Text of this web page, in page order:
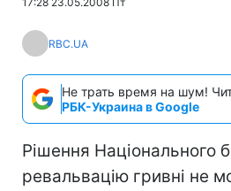
RBC.UA
Не трать время на шум!
РБК-Украина в Google
Рішення Національного
ревальвацію гривні не